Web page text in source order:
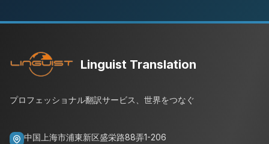
Linguist Translation
プロフェッショナル翻訳サービス、世界をつなぐ
中国上海市浦東新区盛栄路88弄1-206